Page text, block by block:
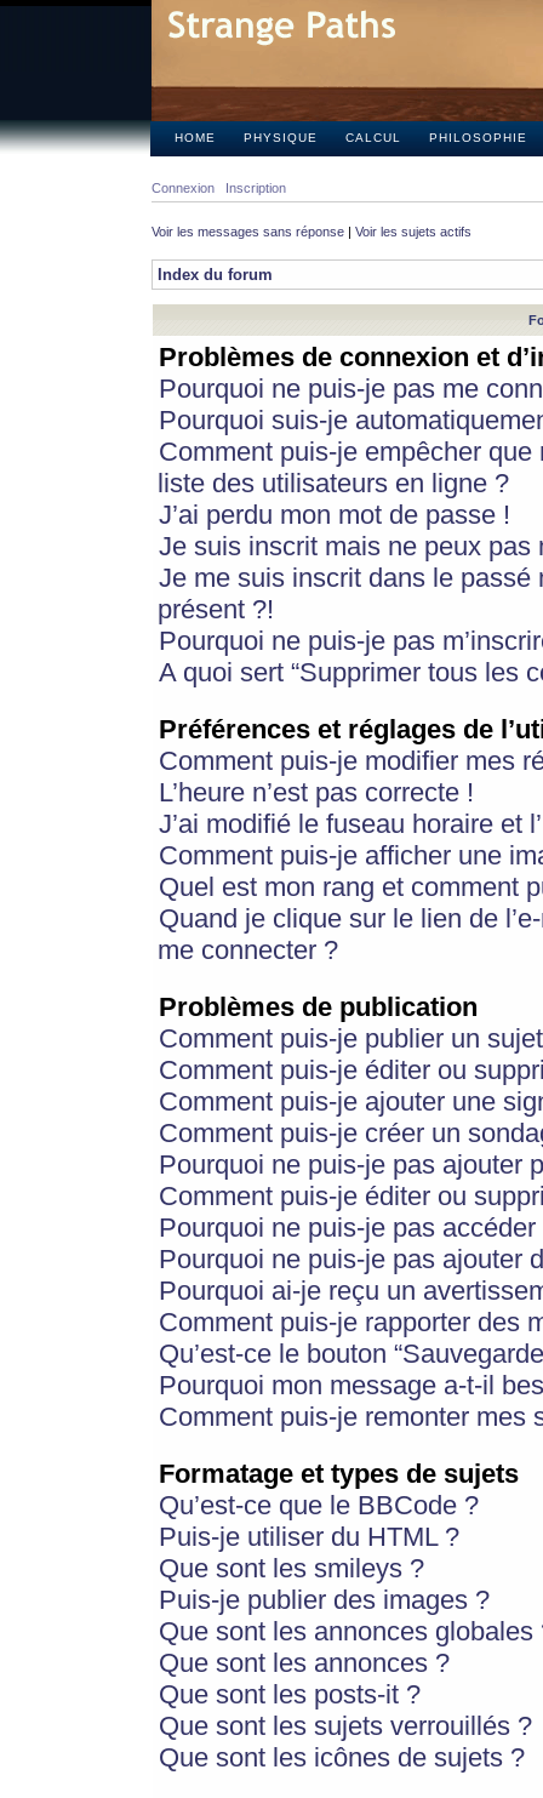
HOME PHYSIQUE CALCUL PHILOSOPHIE
Connexion Inscription
Voir les messages sans réponse | Voir les sujets actifs
Index du forum
Problèmes de connexion et
Pourquoi ne puis-je pas me
Pourquoi suis-je
Comment puis-je empêcher
liste des utilisateurs en ligne ?
J’ai perdu mon mot de passe !
Je suis inscrit mais ne peux pas
Je me suis inscrit dans le
présent ?!
Pourquoi ne puis-je pas
A quoi sert “Supprimer tous les
Préférences et réglages de
Comment puis-je modifier mes
L’heure n’est pas correcte !
J’ai modifié le fuseau horaire et
Comment puis-je afficher une
Quel est mon rang et comment
Quand je clique sur le lien de
me connecter ?
Problèmes de publication
Comment puis-je publier un
Comment puis-je éditer ou
Comment puis-je ajouter une
Comment puis-je créer un
Pourquoi ne puis-je pas ajouter
Comment puis-je éditer ou
Pourquoi ne puis-je pas
Pourquoi ne puis-je pas ajouter
Pourquoi ai-je reçu un
Comment puis-je rapporter des
Qu’est-ce le bouton
Pourquoi mon message a-t-il
Comment puis-je remonter mes
Formatage et types de sujets
Qu’est-ce que le BBCode ?
Puis-je utiliser du HTML ?
Que sont les smileys ?
Puis-je publier des images ?
Que sont les annonces globales
Que sont les annonces ?
Que sont les posts-it ?
Que sont les sujets verrouillés ?
Que sont les icônes de sujets ?